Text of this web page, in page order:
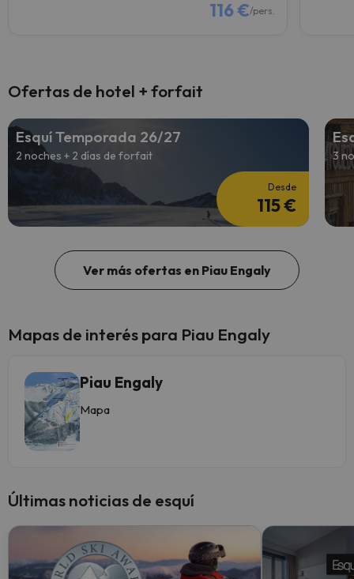
116 €/pers.
Ofertas de hotel + forfait
Esquí Temporada 26/27
2 noches + 2 días de forfait
Desde
115 €
3
Ver más ofertas en Piau Engaly
Mapas de interés para Piau Engaly
Piau Engaly
Mapa
Últimas noticias de esquí